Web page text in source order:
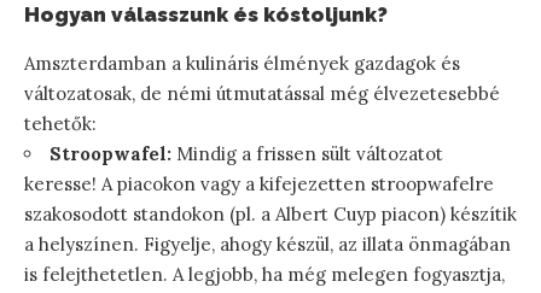
Hogyan válasszunk és kóstoljunk?
Amszterdamban a kulináris élmények gazdagok és
változatosak, de némi útmutatással még élvezetesebbé
tehetők:
Stroopwafel: Mindig a frissen sült változatot
keresse! A piacokon vagy a kifejezetten stroopwafelre
szakosodott standokon (pl. a Albert Cuyp piacon) készítik
a helyszínen. Figyelje, ahogy készül, az illata önmagában
is felejthetetlen. A legjobb, ha még melegen fogyasztja,